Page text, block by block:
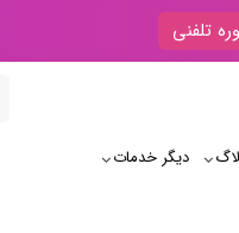
تلفنی
دیگر خدمات